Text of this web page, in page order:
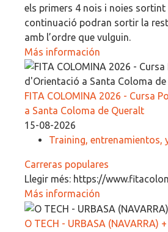
els primers 4 nois i noies
continuació podran sortir la
amb l’ordre que vulguin.
Más información
FITA COLOMINA 2026 - Cursa
a Santa Coloma de Queralt
15-08-2026
Training, entrenamientos,
Carreras populares
Llegir més: https://
Más información
O TECH - URBASA (NAVARRA)